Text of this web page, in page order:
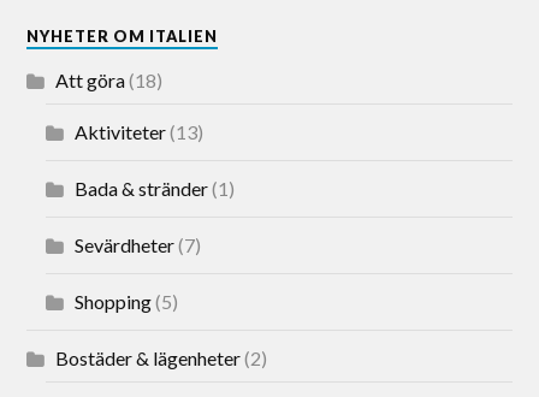
NYHETER OM ITALIEN
Att göra(18)
Aktiviteter(13)
Bada & stränder(1)
Sevärdheter(7)
Shopping(5)
Bostäder & lägenheter(2)